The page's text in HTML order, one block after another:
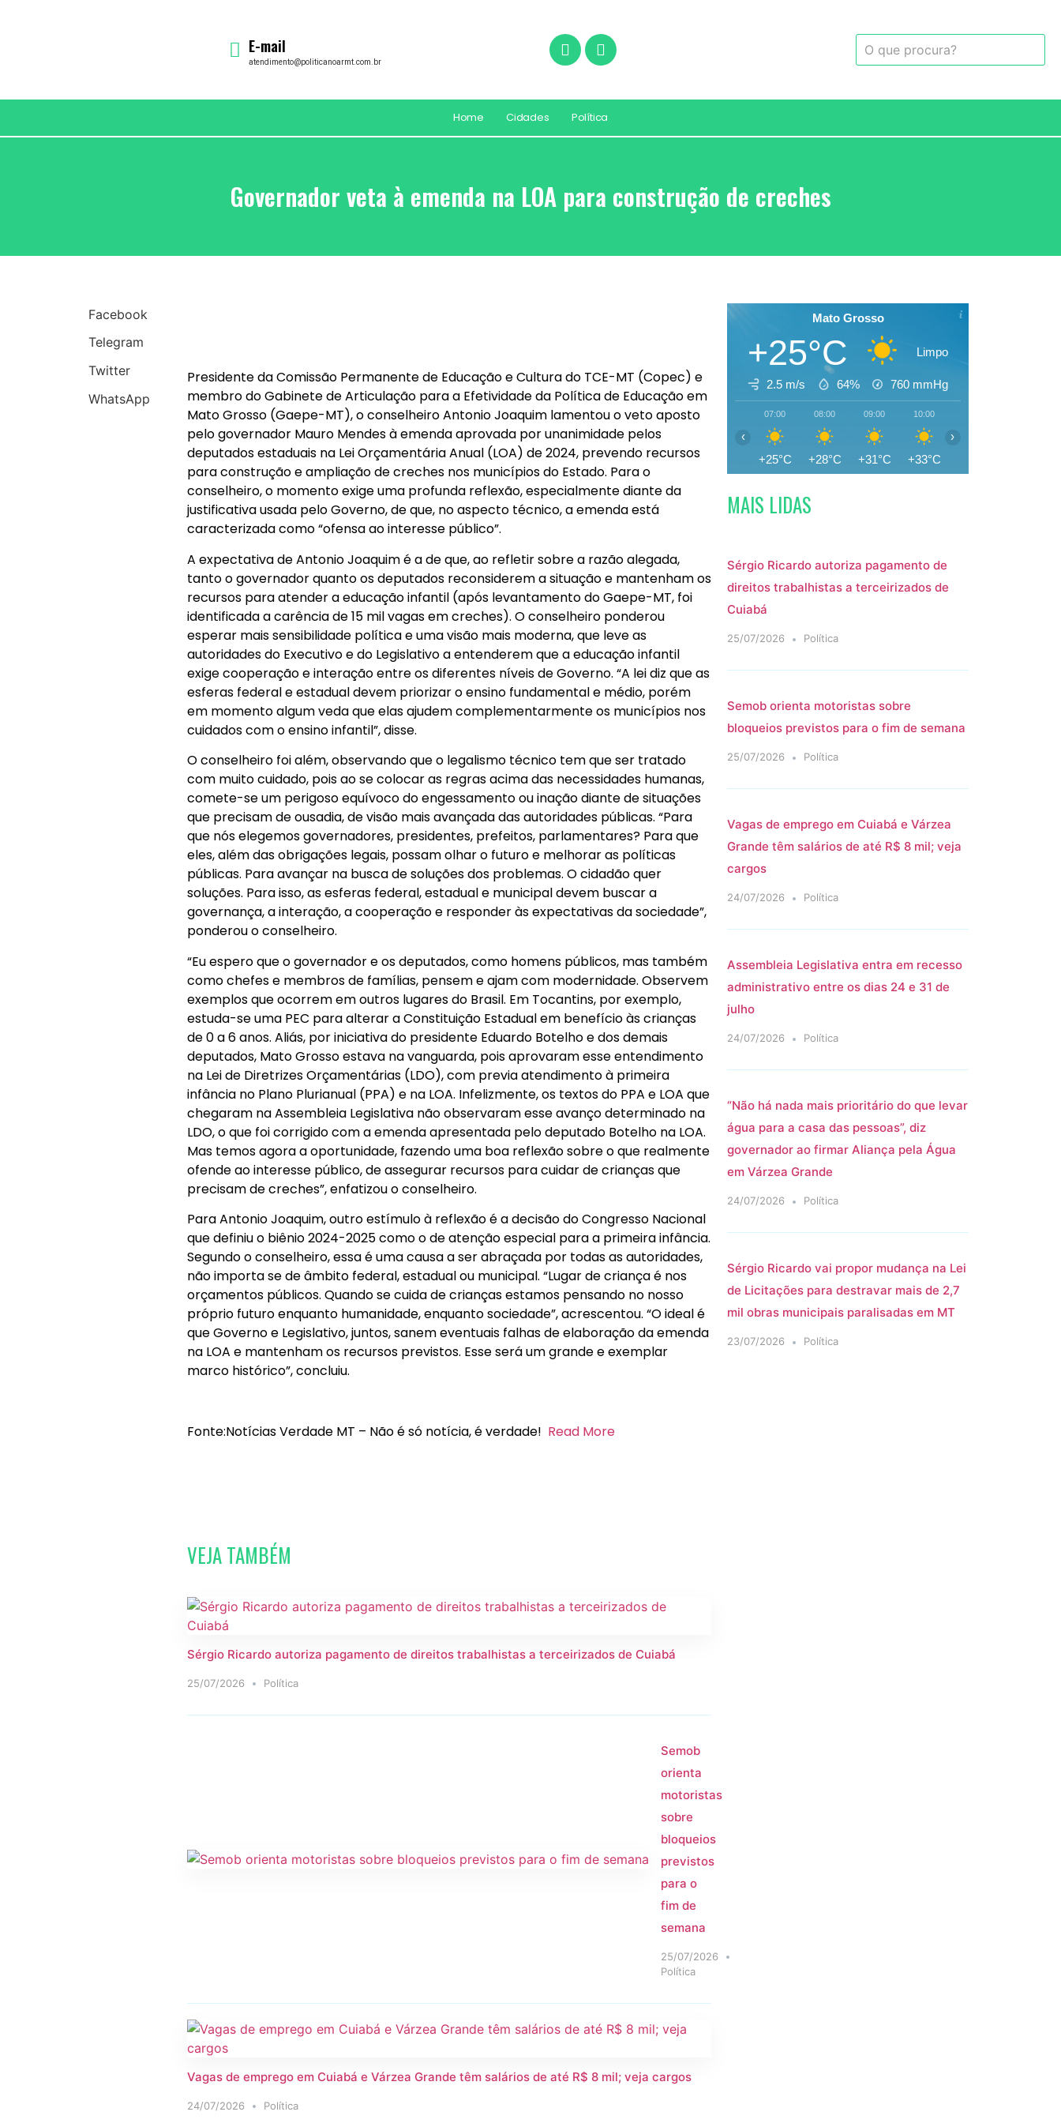
E-mail
atendimento@politicanoarmt.com.br
Home Cidades Política
Governador veta à emenda na LOA para construção de creches
Facebook
Telegram
Twitter
WhatsApp
Presidente da Comissão Permanente de Educação e Cultura do TCE-MT (Copec) e
membro do Gabinete de Articulação para a Efetividade da Política de Educação em
Mato Grosso (Gaepe-MT), o conselheiro Antonio Joaquim lamentou o veto aposto
pelo governador Mauro Mendes à emenda aprovada por unanimidade pelos
deputados estaduais na Lei Orçamentária Anual (LOA) de 2024, prevendo recursos
para construção e ampliação de creches nos municípios do Estado. Para o
conselheiro, o momento exige uma profunda reflexão, especialmente diante da
justificativa usada pelo Governo, de que, no aspecto técnico, a emenda está
caracterizada como “ofensa ao interesse público”.
A expectativa de Antonio Joaquim é a de que, ao refletir sobre a razão alegada,
tanto o governador quanto os deputados reconsiderem a situação e mantenham os
recursos para atender a educação infantil (após levantamento do Gaepe-MT, foi
identificada a carência de 15 mil vagas em creches). O conselheiro ponderou
esperar mais sensibilidade política e uma visão mais moderna, que leve as
autoridades do Executivo e do Legislativo a entenderem que a educação infantil
exige cooperação e interação entre os diferentes níveis de Governo. “A lei diz que as
esferas federal e estadual devem priorizar o ensino fundamental e médio, porém
em momento algum veda que elas ajudem complementarmente os municípios nos
cuidados com o ensino infantil”, disse.
O conselheiro foi além, observando que o legalismo técnico tem que ser tratado
com muito cuidado, pois ao se colocar as regras acima das necessidades humanas,
comete-se um perigoso equívoco do engessamento ou inação diante de situações
que precisam de ousadia, de visão mais avançada das autoridades públicas. “Para
que nós elegemos governadores, presidentes, prefeitos, parlamentares? Para que
eles, além das obrigações legais, possam olhar o futuro e melhorar as políticas
públicas. Para avançar na busca de soluções dos problemas. O cidadão quer
soluções. Para isso, as esferas federal, estadual e municipal devem buscar a
governança, a interação, a cooperação e responder às expectativas da sociedade”,
ponderou o conselheiro.
“Eu espero que o governador e os deputados, como homens públicos, mas também
como chefes e membros de famílias, pensem e ajam com modernidade. Observem
exemplos que ocorrem em outros lugares do Brasil. Em Tocantins, por exemplo,
estuda-se uma PEC para alterar a Constituição Estadual em benefício às crianças
de 0 a 6 anos. Aliás, por iniciativa do presidente Eduardo Botelho e dos demais
deputados, Mato Grosso estava na vanguarda, pois aprovaram esse entendimento
na Lei de Diretrizes Orçamentárias (LDO), com previa atendimento à primeira
infância no Plano Plurianual (PPA) e na LOA. Infelizmente, os textos do PPA e LOA que
chegaram na Assembleia Legislativa não observaram esse avanço determinado na
LDO, o que foi corrigido com a emenda apresentada pelo deputado Botelho na LOA.
Mas temos agora a oportunidade, fazendo uma boa reflexão sobre o que realmente
ofende ao interesse público, de assegurar recursos para cuidar de crianças que
precisam de creches”, enfatizou o conselheiro.
Para Antonio Joaquim, outro estímulo à reflexão é a decisão do Congresso Nacional
que definiu o biênio 2024-2025 como o de atenção especial para a primeira infância.
Segundo o conselheiro, essa é uma causa a ser abraçada por todas as autoridades,
não importa se de âmbito federal, estadual ou municipal. “Lugar de criança é nos
orçamentos públicos. Quando se cuida de crianças estamos pensando no nosso
próprio futuro enquanto humanidade, enquanto sociedade”, acrescentou. “O ideal é
que Governo e Legislativo, juntos, sanem eventuais falhas de elaboração da emenda
na LOA e mantenham os recursos previstos. Esse será um grande e exemplar
marco histórico”, concluiu.
Fonte:Notícias Verdade MT – Não é só notícia, é verdade! Read More
VEJA TAMBÉM
Sérgio Ricardo autoriza pagamento de direitos trabalhistas a terceirizados de Cuiabá
25/07/2026 Política
Semob
orienta
motoristas
sobre
bloqueios
previstos
para o
fim de
semana
25/07/2026
Política
Vagas de emprego em Cuiabá e Várzea Grande têm salários de até R$ 8 mil; veja cargos
24/07/2026 Política
Mato Grosso
+25°C Limpo
2.5 m/s 64% 760 mmHg
07:00
+25°C
08:00
+28°C
09:00
+31°C
10:00
+33°C
‹ ›
MAIS LIDAS
Sérgio Ricardo autoriza pagamento de
direitos trabalhistas a terceirizados de
Cuiabá
25/07/2026 Política
Semob orienta motoristas sobre
bloqueios previstos para o fim de semana
25/07/2026 Política
Vagas de emprego em Cuiabá e Várzea
Grande têm salários de até R$ 8 mil; veja
cargos
24/07/2026 Política
Assembleia Legislativa entra em recesso
administrativo entre os dias 24 e 31 de
julho
24/07/2026 Política
“Não há nada mais prioritário do que levar
água para a casa das pessoas”, diz
governador ao firmar Aliança pela Água
em Várzea Grande
24/07/2026 Política
Sérgio Ricardo vai propor mudança na Lei
de Licitações para destravar mais de 2,7
mil obras municipais paralisadas em MT
23/07/2026 Política